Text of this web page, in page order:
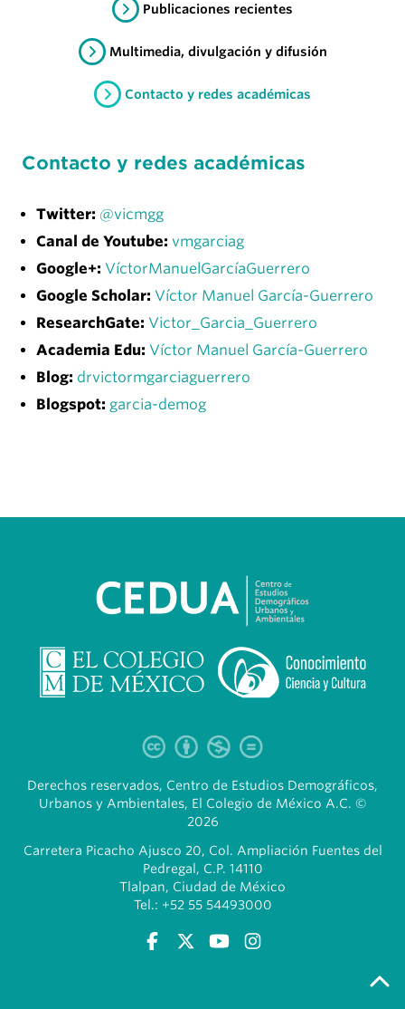
Publicaciones recientes
Multimedia, divulgación y difusión
Contacto y redes académicas
Contacto y redes académicas
Twitter: @vicmgg
Canal de Youtube: vmgarciag
Google+: VíctorManuelGarcíaGuerrero
Google Scholar: Víctor Manuel García-Guerrero
ResearchGate: Victor_Garcia_Guerrero
Academia Edu: Víctor Manuel García-Guerrero
Blog: drvictormgarciaguerrero
Blogspot: garcia-demog
Derechos reservados, Centro de Estudios Demográficos,
Urbanos y Ambientales, El Colegio de México A.C. ©
2026
Carretera Picacho Ajusco 20, Col. Ampliación Fuentes del
Pedregal, C.P. 14110
Tlalpan, Ciudad de México
Tel.: +52 55 54493000